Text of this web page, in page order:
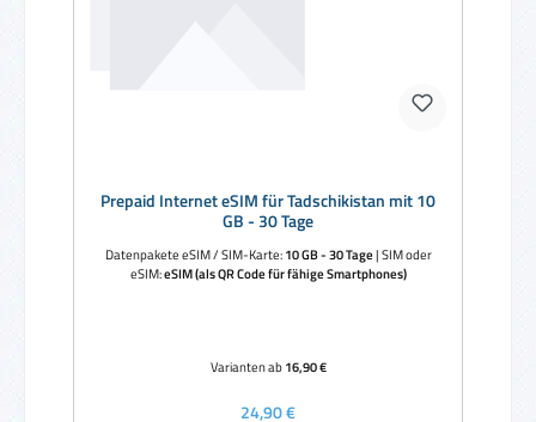
Prepaid Internet eSIM für Tadschikistan mit 10
GB - 30 Tage
Datenpakete eSIM / SIM-Karte:10 GB - 30 Tage|SIM oder
eSIM:eSIM (als QR Code für fähige Smartphones)
Varianten ab16,90 €
Regulärer Preis:
24,90 €